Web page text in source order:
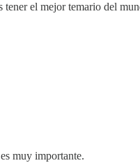
tener el mejor temario del
muy importante.